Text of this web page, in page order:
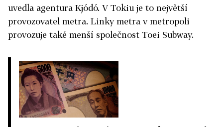
uvedla agentura Kjódó. V Tokiu je to největší
provozovatel metra. Linky metra v metropoli
provozuje také menší společnost Toei Subway.